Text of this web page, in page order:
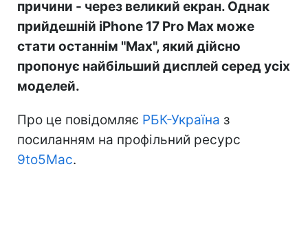
причини - через великий екран. Однак
прийдешній iPhone 17 Pro Max може
стати останнім "Max", який дійсно
пропонує найбільший дисплей серед усіх
моделей.
Про це повідомляє РБК-Україна з
посиланням на профільний ресурс
9to5Mac.